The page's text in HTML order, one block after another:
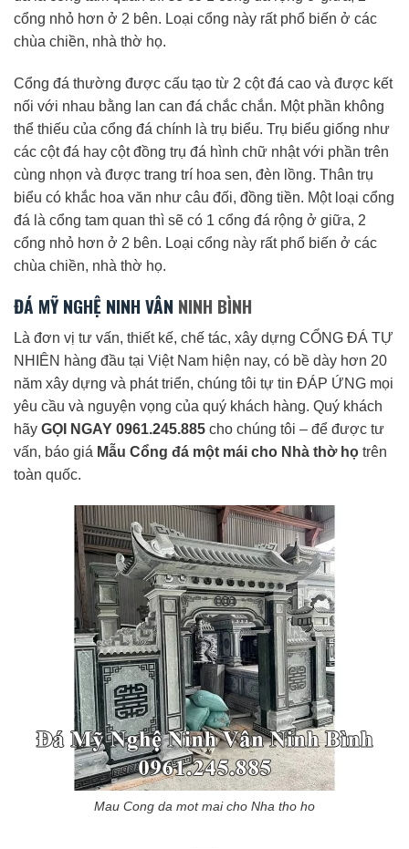
cổng nhỏ hơn ở 2 bên. Loại cổng này rất phổ biến ở các
chùa chiền, nhà thờ họ.
Cổng đá thường được cấu tạo từ 2 cột đá cao và được kết
nối với nhau bằng lan can đá chắc chắn. Một phần không
thể thiếu của cổng đá chính là trụ biểu. Trụ biểu giống như
các cột đá hay cột đồng trụ đá hình chữ nhật với phần trên
cùng nhọn và được trang trí hoa sen, đèn lồng. Thân trụ
biểu có khắc hoa văn như câu đối, đồng tiền. Một loại cổng
đá là cổng tam quan thì sẽ có 1 cổng đá rộng ở giữa, 2
cổng nhỏ hơn ở 2 bên. Loại cổng này rất phổ biến ở các
chùa chiền, nhà thờ họ.
ĐÁ MỸ NGHỆ NINH VÂN NINH BÌNH
Là đơn vị tư vấn, thiết kế, chế tác, xây dựng CỔNG ĐÁ TỰ
NHIÊN hàng đầu tại Việt Nam hiện nay, có bề dày hơn 20
năm xây dựng và phát triển, chúng tôi tự tin ĐÁP ỨNG mọi
yêu cầu và nguyện vọng của quý khách hàng. Quý khách
hãy GỌI NGAY 0961.245.885 cho chúng tôi – để được tư
vấn, báo giá Mẫu Cổng đá một mái cho Nhà thờ họ trên
toàn quốc.
Mau Cong da mot mai cho Nha tho ho